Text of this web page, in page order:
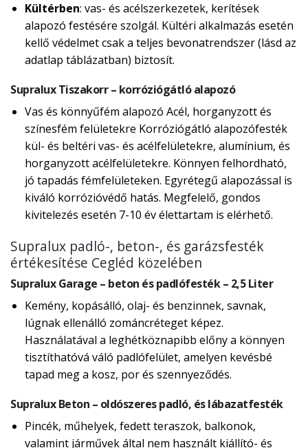
Kültérben: vas- és acélszerkezetek, kerítések
alapozó festésére szolgál. Kültéri alkalmazás esetén
kellő védelmet csak a teljes bevonatrendszer (lásd az
adatlap táblázatban) biztosít.
Supralux Tiszakorr – korróziógátló alapozó
Vas és könnyűfém alapozó Acél, horganyzott és
színesfém felületekre Korróziógátló alapozófesték
kül- és beltéri vas- és acélfelületekre, alumínium, és
horganyzott acélfelületekre. Könnyen felhordható,
jó tapadás fémfelületeken. Egyrétegű alapozással is
kiváló korrózióvédő hatás. Megfelelő, gondos
kivitelezés esetén 7-10 év élettartam is elérhető.
Supralux padló-, beton-, és garázsfesték
értékesítése Cegléd közelében
Supralux Garage – beton és padlófesték – 2,5 Liter
Kemény, kopásálló, olaj- és benzinnek, savnak,
lúgnak ellenálló zománcréteget képez.
Használatával a leghétköznapibb előny a könnyen
tisztíthatóvá váló padlófelület, amelyen kevésbé
tapad meg a kosz, por és szennyeződés.
Supralux Beton – oldószeres padló, és lábazatfesték
Pincék, műhelyek, fedett teraszok, balkonok,
valamint járművek által nem használt kiállító- és